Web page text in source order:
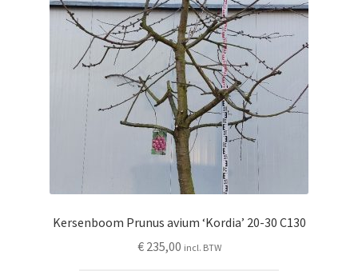
Kersenboom Prunus avium ‘Kordia’ 20-30 C130
€235,00 incl. BTW